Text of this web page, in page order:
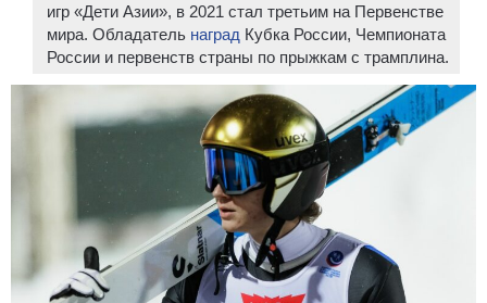
игр «Дети Азии», в 2021 стал третьим на Первенстве
мира. Обладатель наград Кубка России, Чемпионата
России и первенств страны по прыжкам с трамплина.